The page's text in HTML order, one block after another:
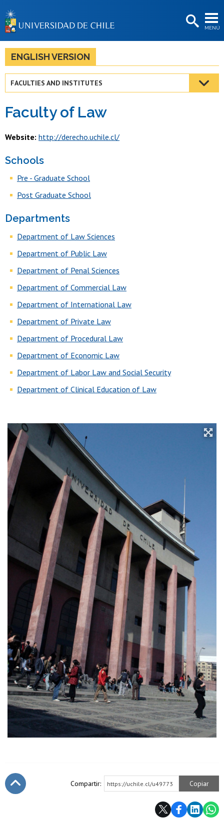
MENÚ
BIBLIOTECAS
LA UNIVERSIDAD
Estudiantes
Académicas/os
Funcionarias/os
ENGLISH VERSION
FACULTIES AND INSTITUTES
Faculty of Law
Website: http://derecho.uchile.cl/
Schools
Pre - Graduate School
Post Graduate School
Departments
Department of Law Sciences
Department of Public Law
Department of Penal Sciences
Department of Commercial Law
Department of International Law
Department of Private Law
Department of Procedural Law
Department of Economic Law
Department of Labor Law and Social Security
Department of Clinical Education of Law
Compartir: https://uchile.cl/u49773 Copiar